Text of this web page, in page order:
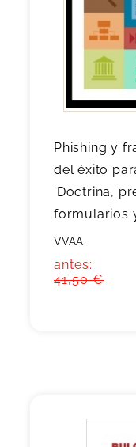
Phishing y
del éxito
'Doctrina,
formularios
VVAA
antes:
41,50 €